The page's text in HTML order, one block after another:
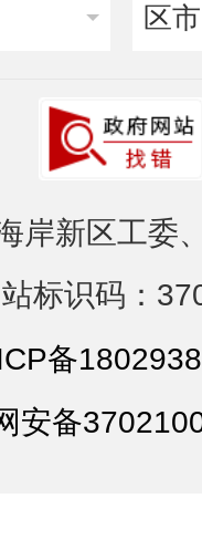
区
岸新区工委
标识码：
备
安备